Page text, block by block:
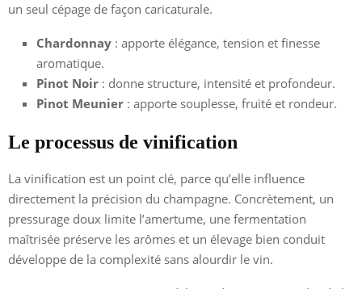
un seul cépage de façon caricaturale.
Chardonnay : apporte élégance, tension et finesse
aromatique.
Pinot Noir : donne structure, intensité et profondeur.
Pinot Meunier : apporte souplesse, fruité et rondeur.
Le processus de vinification
La vinification est un point clé, parce qu’elle influence
directement la précision du champagne. Concrètement, un
pressurage doux limite l’amertume, une fermentation
maîtrisée préserve les arômes et un élevage bien conduit
développe de la complexité sans alourdir le vin.